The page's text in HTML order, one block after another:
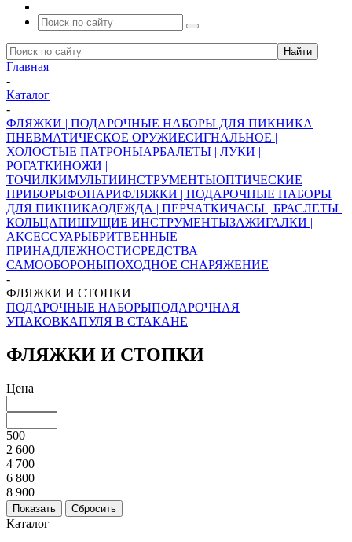
Главная
-
Каталог
-
ФЛЯЖКИ | ПОДАРОЧНЫЕ НАБОРЫ ДЛЯ ПИКНИКА
ПНЕВМАТИЧЕСКОЕ ОРУЖИЕСИГНАЛЬНОЕ |
ХОЛОСТЫЕ ПАТРОНЫАРБАЛЕТЫ | ЛУКИ |
РОГАТКИНОЖИ |
ТОЧИЛКИМУЛЬТИИНСТРУМЕНТЫОПТИЧЕСКИЕ
ПРИБОРЫФОНАРИФЛЯЖКИ | ПОДАРОЧНЫЕ НАБОРЫ
ДЛЯ ПИКНИКАОДЕЖДА | ПЕРЧАТКИЧАСЫ | БРАСЛЕТЫ |
КОЛЬЦАПИШУЩИЕ ИНСТРУМЕНТЫЗАЖИГАЛКИ |
АКСЕССУАРЫБРИТВЕННЫЕ
ПРИНАДЛЕЖНОСТИСРЕДСТВА
САМООБОРОНЫПОХОДНОЕ СНАРЯЖЕНИЕ
-
ФЛЯЖКИ И СТОПКИ
ПОДАРОЧНЫЕ НАБОРЫПОДАРОЧНАЯ
УПАКОВКАПУЛЯ В СТАКАНЕ
ФЛЯЖКИ И СТОПКИ
Цена
500
2 600
4 700
6 800
8 900
Каталог